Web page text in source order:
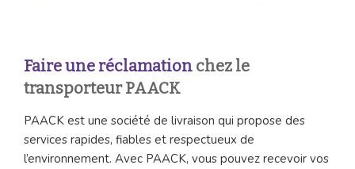
Faire une réclamation chez le
transporteur PAACK
PAACK est une société de livraison qui propose des
services rapides, fiables et respectueux de
l’environnement. Avec PAACK, vous pouvez recevoir vos